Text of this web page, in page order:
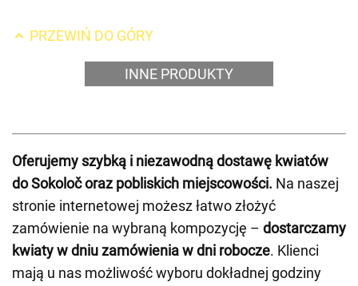
PRZEWIŃ DO GÓRY
INNE PRODUKTY
Oferujemy szybką i niezawodną dostawę kwiatów
do Sokoloč oraz pobliskich miejscowości. Na naszej
stronie internetowej możesz łatwo złożyć
zamówienie na wybraną kompozycję – dostarczamy
kwiaty w dniu zamówienia w dni robocze. Klienci
mają u nas możliwość wyboru dokładnej godziny